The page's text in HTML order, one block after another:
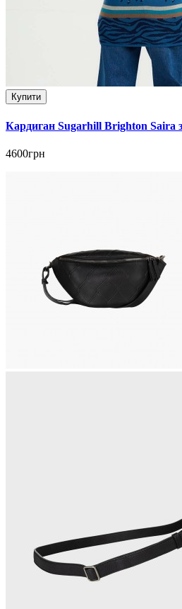
Купити
Кардиган Sugarhill Brighton Saira
4600грн